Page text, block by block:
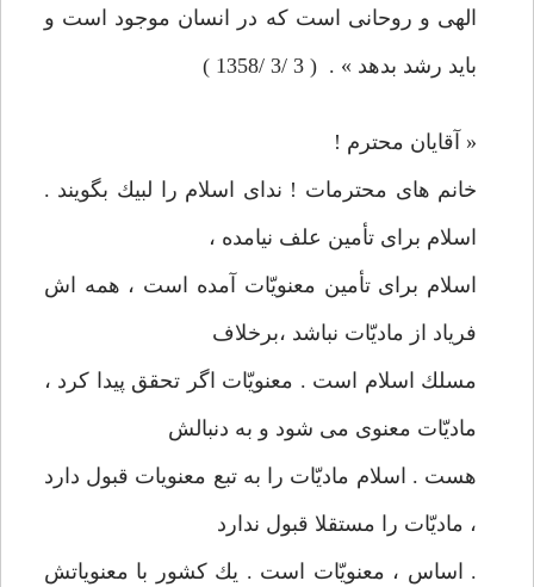
الهی و روحانی است كه در انسان موجود است و
بايد رشد بدهد » . ‌ ( 3 /3 /1358 )
« آقايان محترم !
خانم های محترمات ! ندای اسلام را لبيك بگويند .
اسلام برای تأمين علف نيامده ،
اسلام برای تأمين معنويّات آمده است ، همه اش
فرياد از ماديّات نباشد ،‌برخلاف
مسلك اسلام است . معنويّات اگر تحقق پيدا كرد ،
ماديّات معنوی می شود و به دنبالش
هست . اسلام ماديّات را به تبع معنويات قبول دارد
، ماديّات را مستقلا قبول ندارد
. اساس ، معنويّات است . يك كشور با معنوياتش